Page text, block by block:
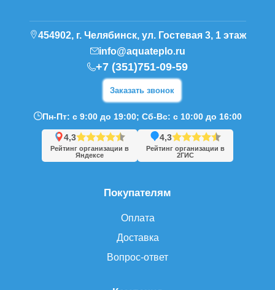
Покупателям
Оплата
Доставка
Вопрос-ответ
454902, г. Челябинск, ул. Гостевая 3, 1 этаж
info@aquateplo.ru
+7 (351)751-09-59
Заказать звонок
Пн-Пт: с 9:00 до 19:00; Сб-Вс: с 10:00 до 16:00
4,3
Рейтинг организации в
Яндексе
4,3
Рейтинг организации в
2ГИС